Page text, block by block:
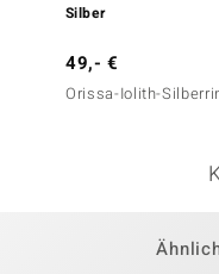
Silber
49,- €
Orissa-Iolith-